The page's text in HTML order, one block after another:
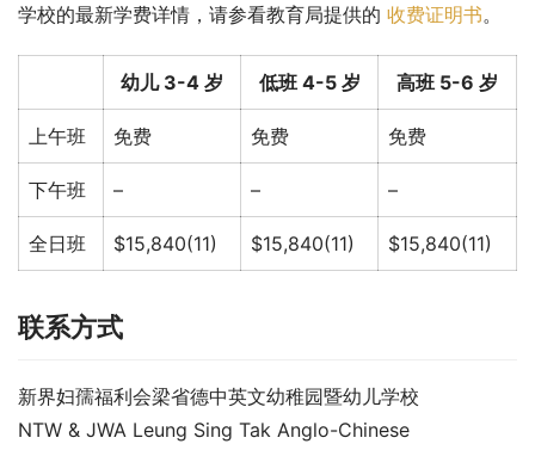
学校的最新学费详情，请参看教育局提供的 收费证明书。
幼儿 3-4 岁 低班 4-5 岁 高班 5-6 岁
上午班 免费 免费 免费
下午班 – – –
全日班 $15,840(11) $15,840(11) $15,840(11)
联系方式
新界妇孺福利会梁省德中英文幼稚园暨幼儿学校
NTW & JWA Leung Sing Tak Anglo-Chinese